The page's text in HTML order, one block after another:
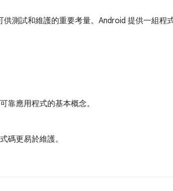
測試和維護的重要考量。Android 提供一組程
靠應用程式的基本概念。
碼更易於維護。